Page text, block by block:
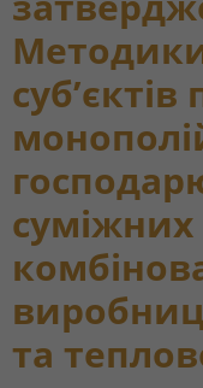
суміжних
та